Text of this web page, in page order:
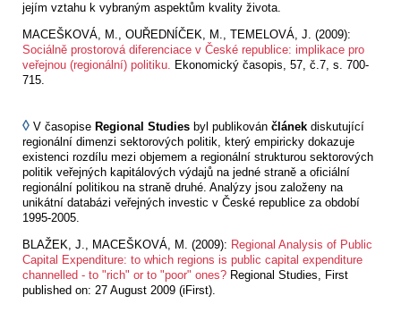
jejím vztahu k vybraným aspektům kvality života.
MACEŠKOVÁ, M., OUŘEDNÍČEK, M., TEMELOVÁ, J. (2009):
Sociálně prostorová diferenciace v České republice: implikace pro
veřejnou (regionální) politiku. Ekonomický časopis, 57, č.7, s. 700-
715.
◊ V časopise Regional Studies byl publikován článek diskutující
regionální dimenzi sektorových politik, který empiricky dokazuje
existenci rozdílu mezi objemem a regionální strukturou sektorových
politik veřejných kapitálových výdajů na jedné straně a oficiální
regionální politikou na straně druhé. Analýzy jsou založeny na
unikátní databázi veřejných investic v České republice za období
1995-2005.
BLAŽEK, J., MACEŠKOVÁ, M. (2009): Regional Analysis of Public
Capital Expenditure: to which regions is public capital expenditure
channelled - to "rich" or to "poor" ones? Regional Studies, First
published on: 27 August 2009 (iFirst).